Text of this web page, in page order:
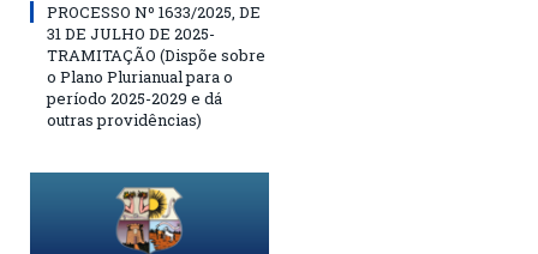
PROCESSO Nº 1633/2025, DE
31 DE JULHO DE 2025-
TRAMITAÇÃO (Dispõe sobre
o Plano Plurianual para o
período 2025-2029 e dá
outras providências)